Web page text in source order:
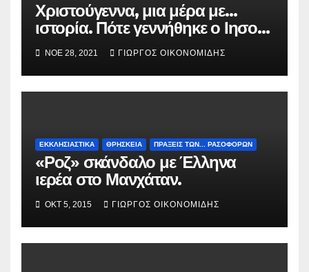
Χριστούγεννα, μια μέρα με…
ιστορία. Πότε γεννήθηκε ο Ιησούς
Χριστός; (Βίντεο).
ΝΟΈ 28, 2021 ΓΙΏΡΓΟΣ ΟΙΚΟΝΟΜΊΔΗΣ
ΕΚΚΛΗΣΙΑΣΤΙΚΑ ΘΡΗΣΚΕΙΑ ΠΡΑΞΕΙΣ ΤΩΝ... ΡΑΣΟΦΟΡΩΝ
«Ροζ» σκάνδαλο με Έλληνα
ιερέα στο Μανχάταν.
ΟΚΤ 5, 2015 ΓΙΏΡΓΟΣ ΟΙΚΟΝΟΜΊΔΗΣ